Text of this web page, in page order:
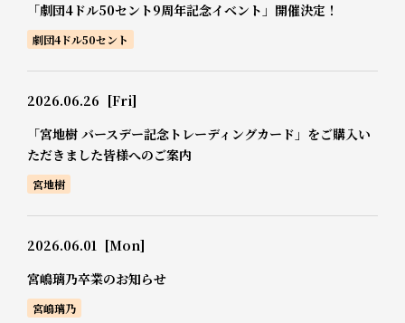
「劇団4ドル50セント9周年記念イベント」開催決定！
劇団4ドル50セント
2026.06.26 [Fri]
「宮地樹 バースデー記念トレーディングカード」をご購入い
ただきました皆様へのご案内
宮地樹
2026.06.01 [Mon]
宮嶋璃乃卒業のお知らせ
宮嶋璃乃